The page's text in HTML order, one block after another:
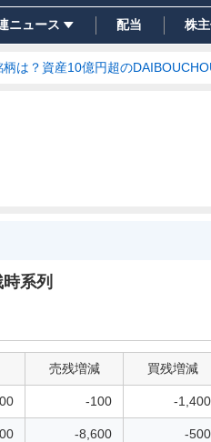
ニュース 配当 株
は？資産10億円超の
系列
売残増減 買残増減
-100 -1,400
-8,600 -500